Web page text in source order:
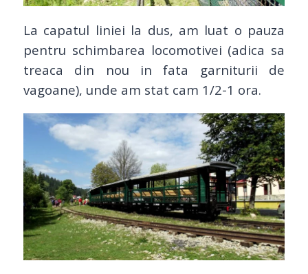
La capatul liniei la dus, am luat o pauza
pentru schimbarea locomotivei (adica sa
treaca din nou in fata garniturii de
vagoane), unde am stat cam 1/2-1 ora.